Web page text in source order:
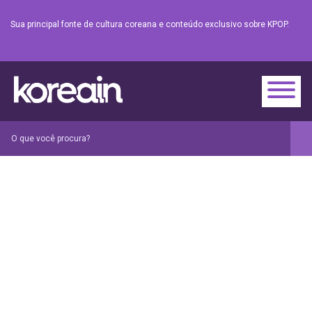
Sua principal fonte de cultura coreana e conteúdo exclusivo sobre KPOP.